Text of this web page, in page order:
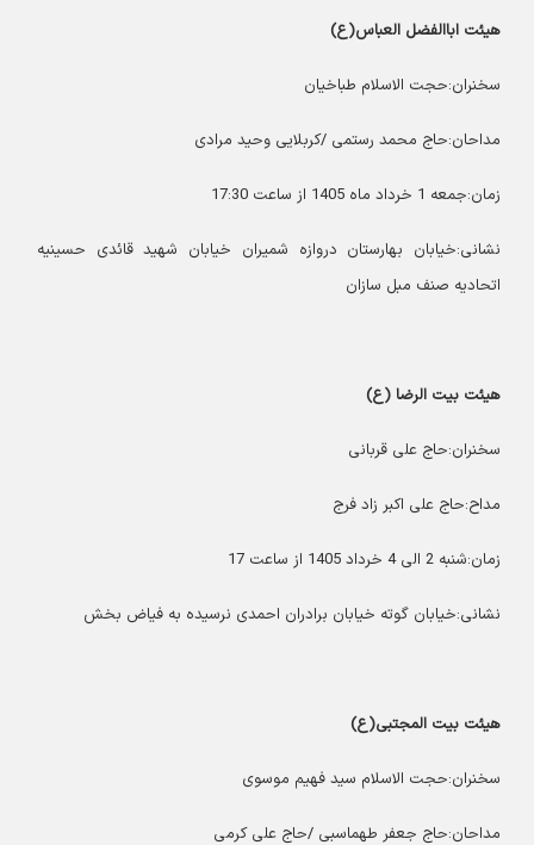
هیئت اباالفضل العباس(ع)
سخنران:حجت الاسلام طباخیان
مداحان:حاج محمد رستمی /کربلایی وحید مرادی
زمان:جمعه 1 خرداد ماه 1405 از ساعت 17:30
نشانی:خیابان بهارستان دروازه شمیران خیابان شهید قائدی حسینیه
اتحادیه صنف مبل سازان
هیئت بیت الرضا (ع)
سخنران:حاج علی قربانی
مداح:حاج علی اکبر زاد فرج
زمان:شنبه 2 الی 4 خرداد 1405 از ساعت 17
نشانی:خیابان گوته خیابان برادران احمدی نرسیده به فیاض بخش
هیئت بیت المجتبی(ع)
سخنران:حجت الاسلام سید فهیم موسوی
مداحان:حاج جعفر طهماسبی /حاج علی کرمی